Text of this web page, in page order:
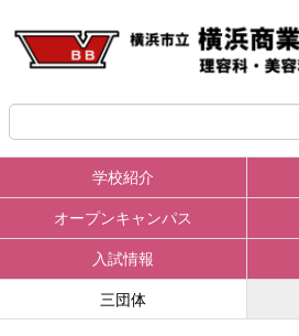
学校紹介
オープンキャンパス
入試情報
三団体